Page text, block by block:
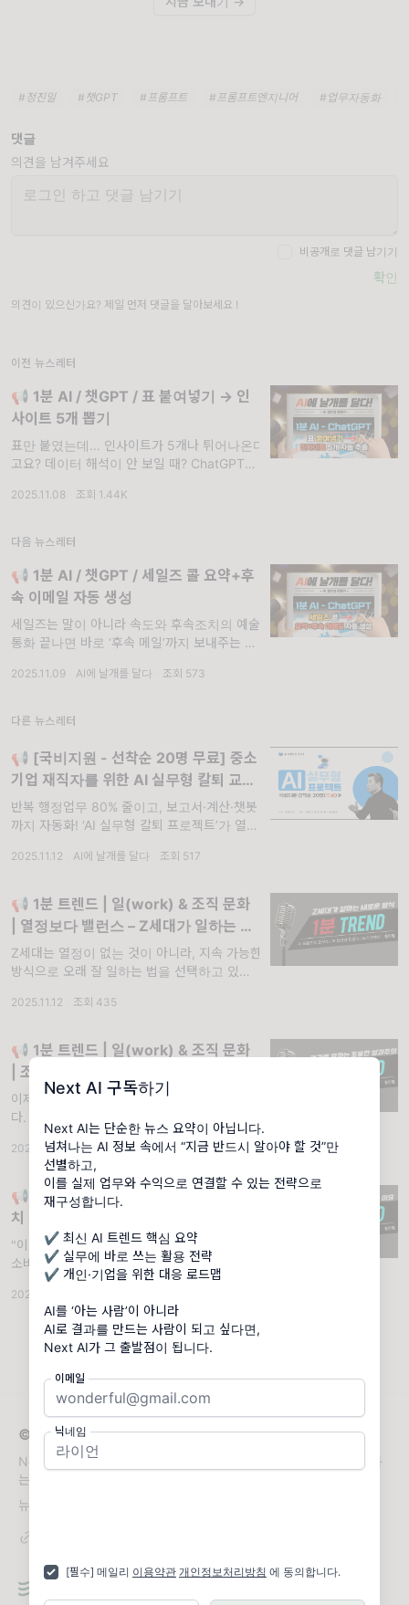
Next AI 구독하기
Next AI는 단순한 뉴스 요약이 아닙니다.
넘쳐나는 AI 정보 속에서 “지금 반드시 알아야 할 것”만
선별하고,
이를 실제 업무와 수익으로 연결할 수 있는 전략으로
재구성합니다.
✔ 최신 AI 트렌드 핵심 요약
✔ 실무에 바로 쓰는 활용 전략
✔ 개인·기업을 위한 대응 로드맵
AI를 ‘아는 사람’이 아니라
AI로 결과를 만드는 사람이 되고 싶다면,
Next AI가 그 출발점이 됩니다.
이메일
닉네임
[필수] 메일리 이용약관 개인정보처리방침 에 동의합니다.
#정진일 #챗GPT #프롬프트 #프롬프트엔지니어 #업무자동화
댓글
의견을 남겨주세요
비공개로 댓글 남기기
확인
의견이 있으신가요? 제일 먼저 댓글을 달아보세요 !
이전 뉴스레터
📢 1분 AI / 챗GPT / 표 붙여넣기 → 인
사이트 5개 뽑기
표만 붙였는데… 인사이트가 5개나 튀어나온다
고요? 데이터 해석이 안 보일 때? ChatGPT가
자동 추출해주는 프롬프트 📊 1분 ChatGPT:
2025.11.08 조회 1.44K
다음 뉴스레터
📢 1분 AI / 챗GPT / 세일즈 콜 요약+후
속 이메일 자동 생성
세일즈는 말이 아니라 속도와 후속조치의 예술!
통화 끝나면 바로 ‘후속 메일’까지 보내주는 AI
일 만들어주는 프롬프트 💼 “콜은 끝났는데, 당
2025.11.09 AI에 날개를 달다 조회 573
다른 뉴스레터
📢 [국비지원 - 선착순 20명 무료] 중소
기업 재직자를 위한 AI 실무형 칼퇴 교육
(8H)
반복 행정업무 80% 줄이고, 보고서·계산·챗봇
까지 자동화! ‘AI 실무형 칼퇴 프로젝트’가 열립
무형 교육 과정 안녕하세요. 재직자를 위한 AI
니다.
2025.11.12 AI에 날개를 달다 조회 517
📢 1분 트렌드 | 일(work) & 조직 문화
| 열정보다 밸런스 – Z세대가 일하는 새
로운 방식
Z세대는 열정이 없는 것이 아니라, 지속 가능한
방식으로 오래 잘 일하는 법을 선택하고 있습니
2025.11.12 조회 435
📢 1분 트렌드 | 일(work) & 조직 문화
| 조용한 성과주의 – 결과로 말하는 새로
운 직장 문화
이제 '열정'보다 '조용한 성과'가 더 주목받습니
다. 눈에 띄게 나서지 않아도, 결과로 증명하는
시대가 왔습니다. 최근 직장에서 '조용한 성과
주의(Quiet Performance)'라는 흐름이 확산
되고 있습니다.
2025.11.13 · 조회 461
📢 1분 트렌드 | 소비·라이프스타일 | 가
치 절약 – 똑똑한 소비의 시대
"이젠 '가치 소비'보다 '가치 절약'이 더 똑똑한
소비로 통합니다." '비싸도 의미 있으면 산다'에
서 → '아무리 좋아도 필요 없으면 안 산다'로
바뀌는 중입니다.
2025.11.19
© 2026 Next AI
Next AI는 가장 중요한 AI 트렌드와 실무 활용 전략을 선별해 전달하
는 AI 전문 뉴스레터입니다.
뉴스레터 문의